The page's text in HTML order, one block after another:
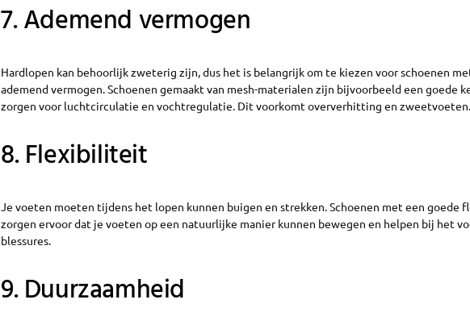
7. Ademend vermogen
Hardlopen kan behoorlijk zweterig zijn, dus het is belangrijk om te kiezen voor schoenen
ademend vermogen. Schoenen gemaakt van mesh-materialen zijn bijvoorbeeld een goede
zorgen voor luchtcirculatie en vochtregulatie. Dit voorkomt oververhitting en zweetvoeten.
8. Flexibiliteit
Je voeten moeten tijdens het lopen kunnen buigen en strekken. Schoenen met een goede
zorgen ervoor dat je voeten op een natuurlijke manier kunnen bewegen en helpen bij het
blessures.
9. Duurzaamheid